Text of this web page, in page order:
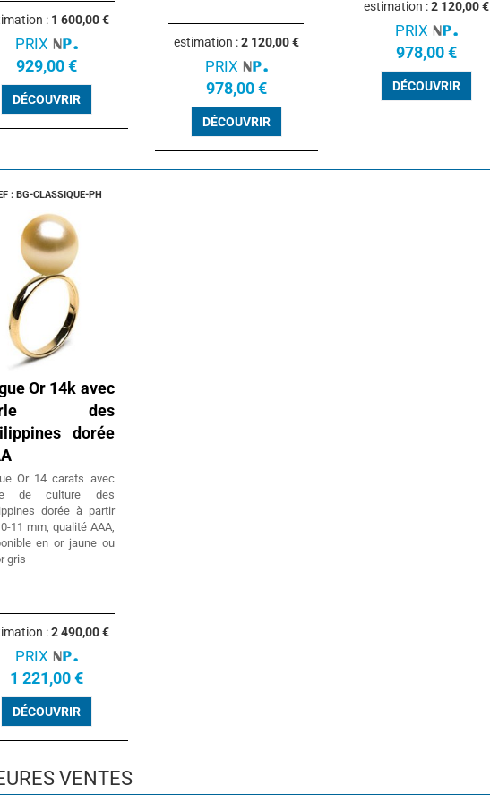
: 1 600,00 €
PRIX
929,00 €
DÉCOUVRIR
estimation :2 120,00 €
PRIX
978,00 €
DÉCOUVRIR
estimation :2 120,00 €
PRIX
978,00 €
DÉCOUVRIR
: BG-CLASSIQUE-PH
Or 14k avec
des
dorée
Or 14 carats avec
de culture des
dorée à partir
11 mm, qualité AAA,
en or jaune ou
gris
:2 490,00 €
PRIX
1 221,00 €
DÉCOUVRIR
VENTES